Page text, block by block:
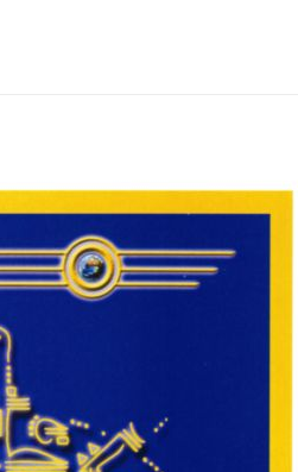
每筆NT$80，滿NT$3,000(含以上)免運費
付款後門市自取
免運費